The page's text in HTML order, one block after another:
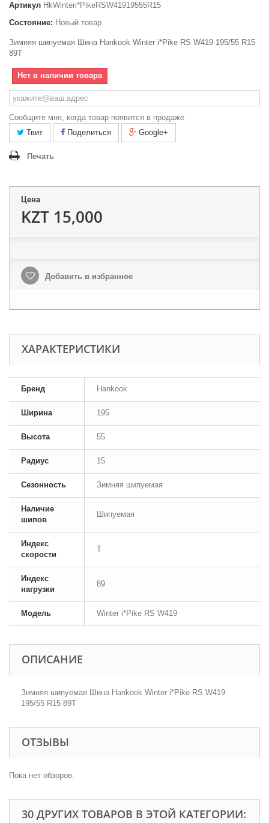
Артикул HkWinteri*PikeRSW41919555R15
Состояние: Новый товар
Зимняя шипуемая Шина Hankook Winter i*Pike RS W419 195/55 R15
89T
Нет в наличии товара
Сообщите мне, когда товар появится в продаже
Твит
Поделиться Google+
Печать
Цена
KZT 15,000
Добавить в избранное
ХАРАКТЕРИСТИКИ
Бренд Hankook
Ширина 195
Высота 55
Радиус 15
Сезонность Зимняя шипуемая
Наличие
шипов
Шипуемая
Индекс
скорости
T
Индекс
нагрузки
89
Модель Winter i*Pike RS W419
ОПИСАНИЕ
Зимняя шипуемая Шина Hankook Winter i*Pike RS W419
195/55 R15 89T
ОТЗЫВЫ
Пока нет обзоров.
30 ДРУГИХ ТОВАРОВ В ЭТОЙ КАТЕГОРИИ: